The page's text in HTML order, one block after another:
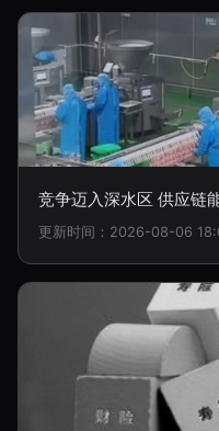
竞争迈入深水区 供应链
更新时间：2026-08-06